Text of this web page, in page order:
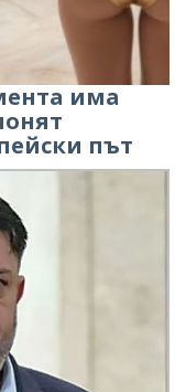
има
път